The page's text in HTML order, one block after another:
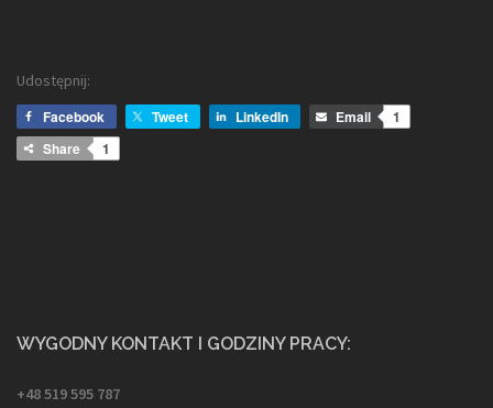
Udostępnij:
Facebook
Tweet LinkedIn Email
1
Share
1
WYGODNY KONTAKT I GODZINY PRACY:
+48 519 595 787